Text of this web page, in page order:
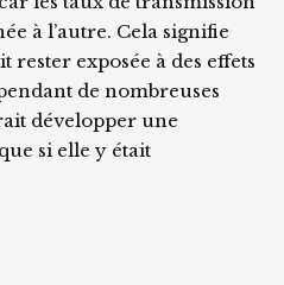
à l’autre. Cela signifie
exposée à des effets
de nombreuses
développer une
si elle y était